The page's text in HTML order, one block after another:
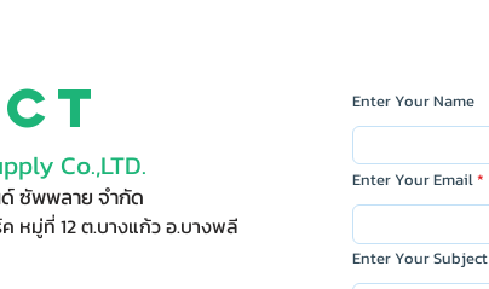
Co.,LTD.
ด์ ซัพพลาย จำกัด
หมู่ที่ 12 ต.บางแก้ว อ.บางพลี
Enter Your Name
Enter Your Email
Enter Your Subject